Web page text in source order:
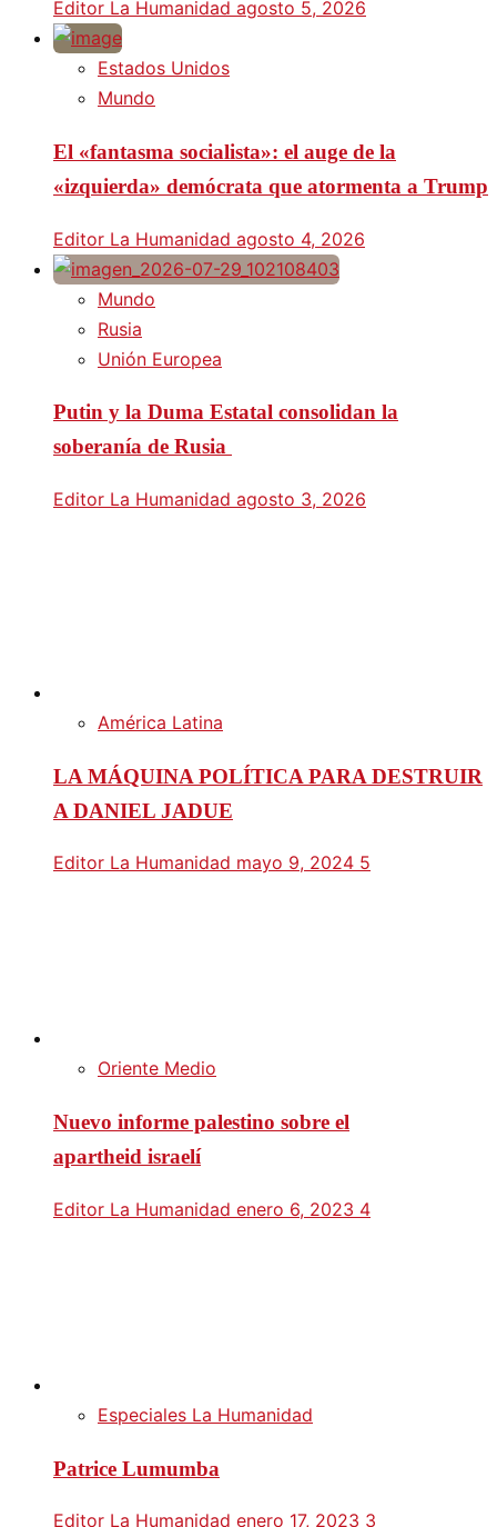
Editor La Humanidad agosto 5, 2026
Estados Unidos
Mundo
El «fantasma socialista»: el auge de la
«izquierda» demócrata que atormenta a Trump
Editor La Humanidad agosto 4, 2026
Mundo
Rusia
Unión Europea
Putin y la Duma Estatal consolidan la
soberanía de Rusia
Editor La Humanidad agosto 3, 2026
América Latina
LA MÁQUINA POLÍTICA PARA DESTRUIR
A DANIEL JADUE
Editor La Humanidad mayo 9, 2024 5
Oriente Medio
Nuevo informe palestino sobre el
apartheid israelí
Editor La Humanidad enero 6, 2023 4
Especiales La Humanidad
Patrice Lumumba
Editor La Humanidad enero 17, 2023 3